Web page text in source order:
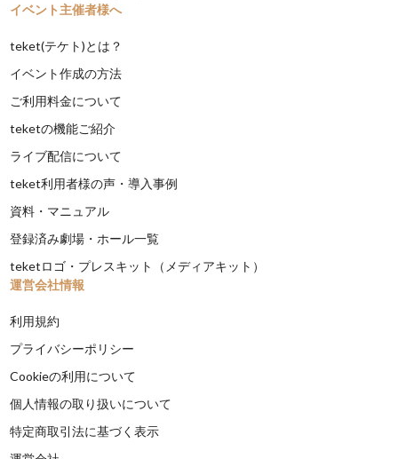
イベント主催者様へ
teket(テケト)とは？
イベント作成の方法
ご利用料金について
teketの機能ご紹介
ライブ配信について
teket利用者様の声・導入事例
資料・マニュアル
登録済み劇場・ホール一覧
teketロゴ・プレスキット（メディアキット）
運営会社情報
利用規約
プライバシーポリシー
Cookieの利用について
個人情報の取り扱いについて
特定商取引法に基づく表示